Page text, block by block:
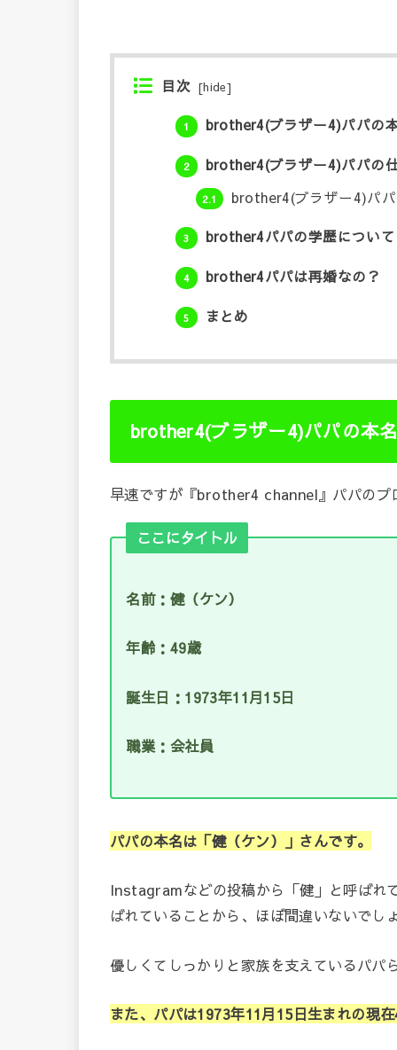
目次 [hide]
1 brother4(ブラザー4)パパの
2 brother4(ブラザー4)パパの
2.1 brother4(ブラザー4)パ
3 brother4パパの学歴について
4 brother4パパは再婚なの？
5 まとめ
brother4(ブラザー4)パパの本
早速ですが『brother4 channel』パパのプ
ここにタイトル
名前：健（ケン）
年齢：49歳
誕生日：1973年11月15日
職業：会社員
パパの本名は「健（ケン）」さんです。
Instagramなどの投稿から「健」と呼ばれ
ばれていることから、ほぼ間違いないでし
優しくてしっかりと家族を支えているパパ
また、パパは1973年11月15日生まれの現